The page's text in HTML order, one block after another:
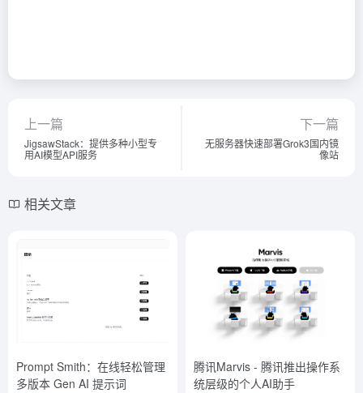
上一篇
JigsawStack：提供多种小型专
用AI模型API服务
下一篇
无服务器快速部署Grok3国内镜
像站
相关文章
Prompt Smith：在线轻松管理
多版本 Gen AI 提示词
腾讯Marvis - 腾讯推出操作系
统层级的个人AI助手